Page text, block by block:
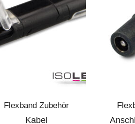
Flexband Zubehör
Kabel